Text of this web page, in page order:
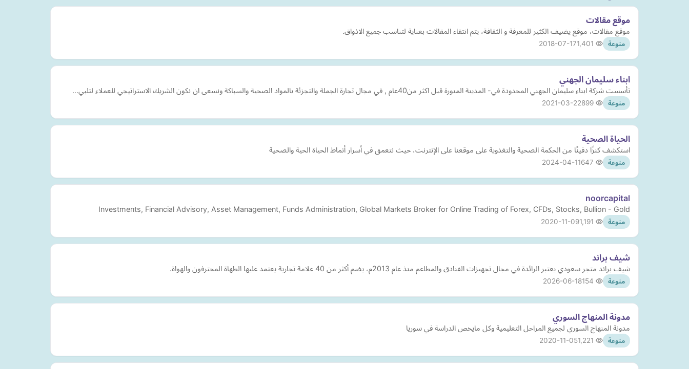
موقع مقالات
موقع مقالات، موقع يضيف الكثير للمعرفة و الثقافة، يتم انتقاء المقالات بعناية لتناسب جميع الاذواق.
منوعة 2018-07-17
ابناء سليمان الجهني
تأسست شركة ابناء سليمان الجهني المحدودة في- المدينة المنورة قبل اكثر من40عام , في مجال تجارة الجملة والتجزئة بالمواد الصحية والسباكة ونسعى ان نكون الشريك الاستراتيجي للعملاء لتلبي…
منوعة 2021-03-22
الحياة الصحية
استكشف كنزًا دفينًا من الحكمة الصحية والتغذوية على موقعنا على الإنترنت، حيث نتعمق في أسرار أنماط الحياة الحية والصحية
منوعة 2024-04-11
noorcapital
Investments, Financial Advisory, Asset Management, Funds Administration, Global Markets Broker for Online Trading of Forex, CFDs, Stocks, Bullion - Gold
منوعة 2020-11-09
شيف براند
شيف براند متجر سعودي يعتبر الرائدة في مجال تجهيزات الفنادق والمطاعم منذ عام 2013م، يضم أكثر من 40 علامة تجارية يعتمد عليها الطهاة المحترفون والهواة.
منوعة 2026-06-18
مدونة المنهاج السوري
مدونة المنهاج السوري لجميع المراحل التعليمية وكل مايخص الدراسة في سوريا
منوعة 2020-11-05